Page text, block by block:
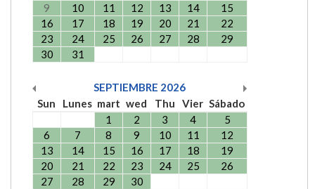
9
10 11 12 13 14
15
16
17 18 19 20 21
22
23
24 25 26 27 28
29
30
31
SEPTIEMBRE 2026
Sun
Lunes mart wed Thu Vier Sábado
1
2 3 4
5
6
7 8 9 10 11
12
13
14 15 16 17 18
19
20
21 22 23 24 25
26
27
28 29 30